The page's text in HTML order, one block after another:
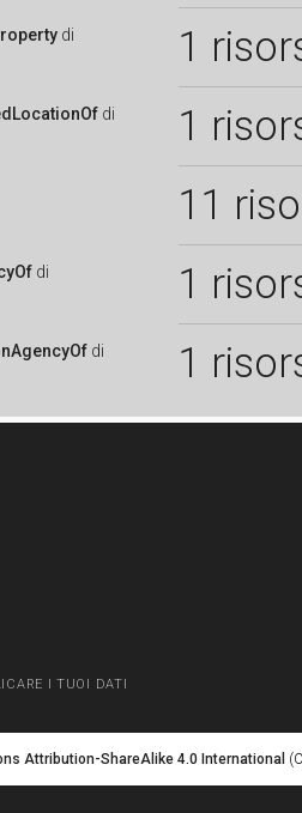
di 1
di 1
11
di 1
di 1
I TUOI DATI
Attribution-ShareAlike 4.0 International